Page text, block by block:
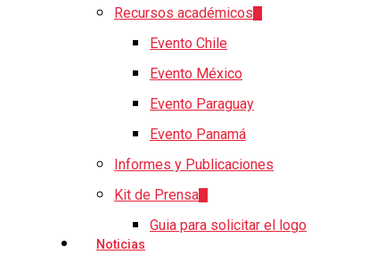
Presiona enter para buscar o ESC para cerrar
Recursos académicos
Evento Chile
Evento México
Evento Paraguay
Evento Panamá
Informes y Publicaciones
Kit de Prensa
Guia para solicitar el logo
Noticias